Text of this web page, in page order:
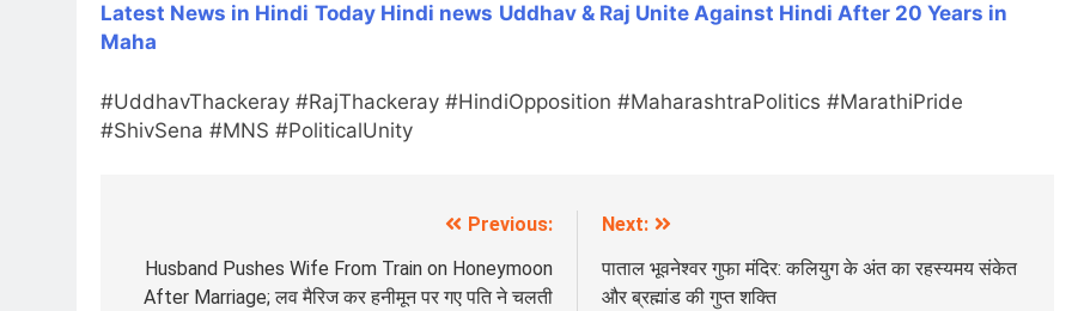
Latest News in Hindi Today Hindi news Uddhav & Raj Unite Against Hindi After 20 Years in
Maha
#UddhavThackeray #RajThackeray #HindiOpposition #MaharashtraPolitics #MarathiPride
#ShivSena #MNS #PoliticalUnity
navigation
Previous:
Husband Pushes Wife From Train on Honeymoon
After Marriage; लव मैरिज कर हनीमून पर गए पति ने चलती
Next:
पाताल भूवनेश्वर गुफा मंदिर: कलियुग के अंत का रहस्यमय संकेत
और ब्रह्मांड की गुप्त शक्ति